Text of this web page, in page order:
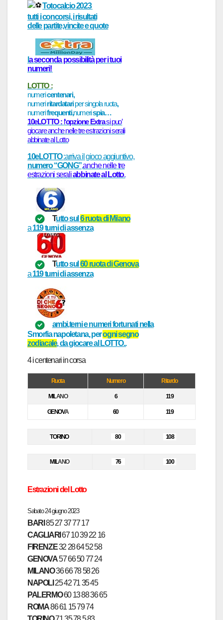
Totocalcio 2023
tutti i concorsi, i risultati
delle partite,vincite e quote
aseconda possibilità per i tuoi
numeri!
LOTTO :
numericentenari,
numeriritardatariper singola ruota,
numerifrequenti,numerispia…
10eLOTTO : l‘opzione Extrasi puo’
giocare anche nelle tre estrazioni serali
abbinate al Lotto
10eLOTTO:arriva il gioco aggiuntivo,
numero “GONG”,anche nelle tre
estrazioni seraliabbinate al Lotto.
Tutto sul 6ruota di Milano
a119turnidi assenza
Tutto sul 60ruota diGenova
a119turnidi assenza
ambi,terni e numeri fortunatinella
Smorfia napoletana, perognisegno
zodiacale, da giocare al LOTTO..
4 i centenari in corsa
Ruota Numero Ritardo
MILANO 6 119
GENOVA 60 119
TORINO 80 108
MILANO 76 100
Estrazioni del Lotto
Sabato 24giugno 2023
BARI 85 27 37 77 17
CAGLIARI67 10 39 22 16
FIRENZE32 28 64 52 58
GENOVA57 66 50 77 24
MILANO36 66 78 58 26
NAPOLI 25 42 71 35 45
PALERMO60 13 88 36 65
ROMA86 61 15 79 74